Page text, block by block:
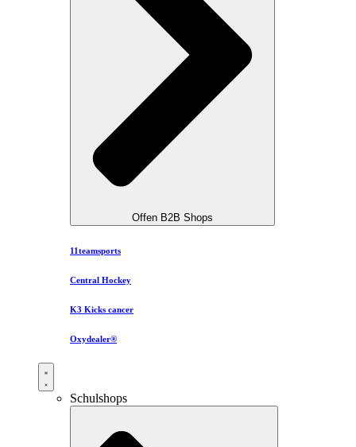
Offen B2B Shops
11teamsports
Central Hockey
K3 Kicks cancer
Oxydealer®
Schulshops